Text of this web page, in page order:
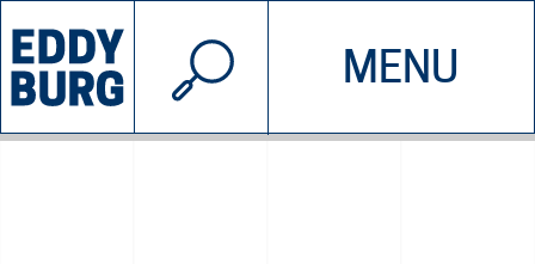
MENU
INIZIATIVE CHI SIAMO
© 2026 EDDYBURG